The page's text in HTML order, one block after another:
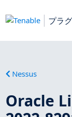
プラ
Nessus
Oracle